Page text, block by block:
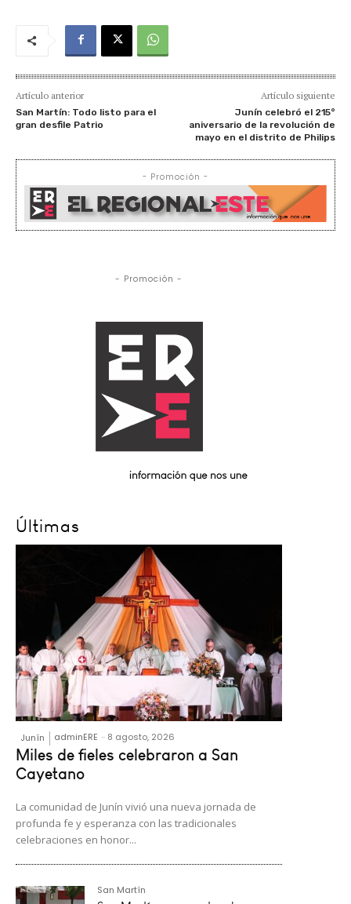
Artículo anterior
San Martín: Todo listo para el
gran desfile Patrio
Artículo siguiente
Junín celebró el 215°
aniversario de la revolución de
mayo en el distrito de Philips
- Promoción -
- Promoción -
Últimas
Junín adminERE - 8 agosto, 2026
Miles de fieles celebraron a San
Cayetano
La comunidad de Junín vivió una nueva jornada de
profunda fe y esperanza con las tradicionales
celebraciones en honor...
San Martín